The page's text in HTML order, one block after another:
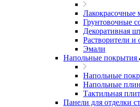
Лакокрасочные
Грунтовочные
Декоративная
Растворители и
Эмали
Напольные покрытия
Напольные
Напольные
Тактильная
Панели для отделки